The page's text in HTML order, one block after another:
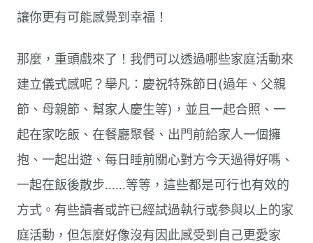
讓你更有可能感覺到幸福！
那麼，重頭戲來了！我們可以透過哪些家庭活動來
建立儀式感呢？舉凡：慶祝特殊節日(過年、父親
節、母親節、幫家人慶生等)，並且一起合照、一
起在家吃飯、在餐廳聚餐、出門前給家人一個擁
抱、一起出遊、每日睡前關心對方今天過得好嗎、
一起在飯後散步……等等，這些都是可行也有效的
方式。有些讀者或許已經試過執行或參與以上的家
庭活動，但怎麼好像沒有因此感受到自己更愛家